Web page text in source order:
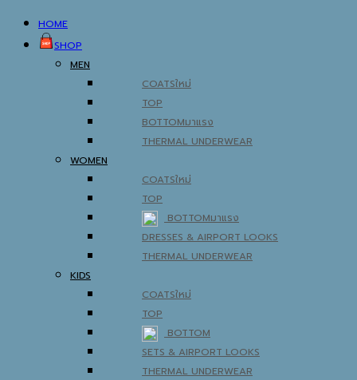
HOME
SHOP
MEN
COATS
TOP
BOTTOM
THERMAL UNDERWEAR
WOMEN
COATS
TOP
BOTTOM
DRESSES & AIRPORT LOOKS
THERMAL UNDERWEAR
KIDS
COATS
TOP
BOTTOM
SETS & AIRPORT LOOKS
THERMAL UNDERWEAR